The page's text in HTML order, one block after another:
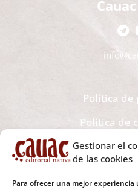
Gestionar el
de las cookies
Para ofrecer una mejor
Política
Política de
Recibe todas las